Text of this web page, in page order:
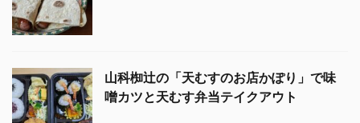
山科椥辻の「天むすのお店かぽり」で味
噌カツと天むす弁当テイクアウト